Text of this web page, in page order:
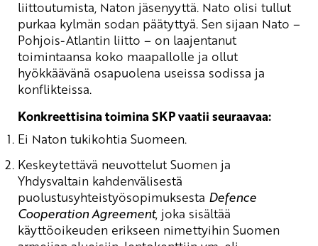
liittoutumista, Naton jäsenyyttä. Nato olisi tullut
purkaa kylmän sodan päätyttyä. Sen sijaan Nato –
Pohjois-Atlantin liitto – on laajentanut
toimintaansa koko maapallolle ja ollut
hyökkäävänä osapuolena useissa sodissa ja
konflikteissa.
Konkreettisina toimina SKP vaatii seuraavaa:
Ei Naton tukikohtia Suomeen.
Keskeytettävä neuvottelut Suomen ja
Yhdysvaltain kahdenvälisestä
puolustusyhteistyösopimuksesta Defence
Cooperation Agreement, joka sisältää
käyttöoikeuden erikseen nimettyihin Suomen